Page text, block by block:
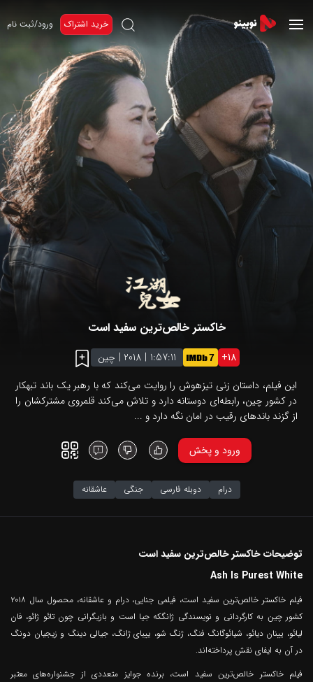
خرید اشتراک ورود/ثبت نام
خاکستر خالص‌ترین سفید است
18
+
7
1:57:11
|
2018
| چین
این فیلم، داستان زنی تیزهوش را روایت می‌کند که با رهبر یک باند تبهکار
در کشور چین، رابطه‌ای دوستانه دارد و تلاش می‌کند قلمروی مشترکشان را
از گزند باندهای رقیب در امان نگه دارد و ...
ورود و پخش
درام دوبله فارسی جنگی عاشقانه
توضیحات خاکستر خالص‌ترین سفید است
Ash Is Purest White
فیلم خاکستر خالص‌ترین سفید است، فیلمی جنایی، درام و عاشقانه، محصول سال ۲۰۱۸
کشور چین به کارگردانی و نویسندگی ژانگکه جیا است و بازیگرانی چون تائو ژائو، فان
لیائو، یینان دیائو، شیائوگانگ فنگ، ژنگ شو، ییبای ژانگ، جیالی دینگ و زیجیان دونگ
در آن به ایفای نقش پرداخته‌اند.
فیلم خاکستر خالص‌ترین سفید است، برنده جوایز متعددی از جشنواره‌های معتبر